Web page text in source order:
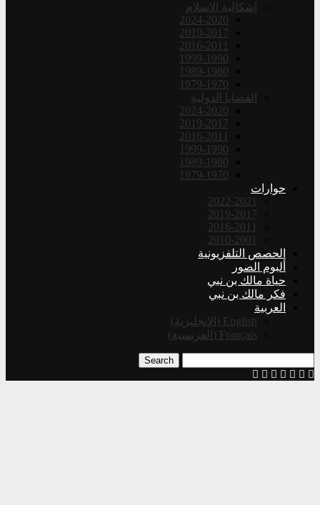
إشكالية الإسلام
2024-2020
2019-2017
2016-2011
1999-1990
1989-1980
1979-1970
القضايا الدولية
2024-2020
2019-2017
2016-2011
1999-1990
1989-1980
1979-1970
حوارات
2022-2021
2019-2017
2016-2011
2010-2001
الحصص التلفزيونية
ألبوم الصور
حياة مالك بن نبي
فكر مالك بن نبي
العربية
English
( الإنجليزية)
Français
( الفرنسية)
Search